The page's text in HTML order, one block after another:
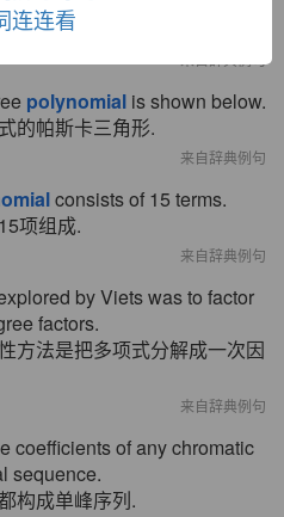
所知。
polynomial is shown below.
的帕斯卡三角形.
来自辞典例句
consists of 15 terms.
项组成.
来自辞典例句
by Viets was to factor
factors.
方法是把多项式分解成一次因
来自辞典例句
coefficients of any chromatic
sequence.
构成单峰序列.
连连看